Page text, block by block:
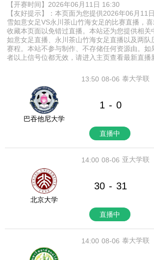
【开赛时间】2026年06月11日 16:30
【友好提示】：本页面为您提供2026年06月11
雪如意女足VS永川茶山竹海女足的比赛直播，
收藏本页面以免错过直播。本站还为您提供相关
如意女足直播、永川茶山竹海女足直播以及两队
赛程。本站不参与制作、不存储任何资源由。如
者以上信号位都无效，请进入主页查看最新直播
08-06
13:50 泰大学联
巴吞他尼大学
1 - 0
直播中
08-06
14:00 亚大学联
北京大学
30 - 31
直播中
08-06
14:00 泰大学联